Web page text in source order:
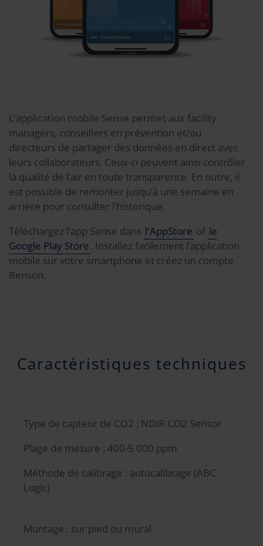
L’application mobile Sense permet aux facility
managers, conseillers en prévention et/ou
directeurs de partager des données en direct avec
leurs collaborateurs. Ceux-ci peuvent ainsi contrôler
la qualité de l’air en toute transparence. En outre, il
est possible de remonter jusqu’à une semaine en
arrière pour consulter l’historique.
Téléchargez l’app Sense dans l'AppStore of le
Google Play Store. Installez facilement l’application
mobile sur votre smartphone et créez un compte
Renson.
Caractéristiques techniques
Type de capteur de CO2 : NDIR CO2 Sensor
Plage de mesure : 400-5 000 ppm
Méthode de calibrage : autocalibrage (ABC
Logic)
Montage : sur pied ou mural